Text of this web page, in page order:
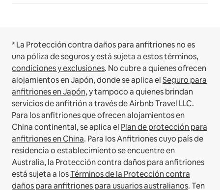
* La Protección contra daños para anfitriones no es
una póliza de seguros y está sujeta a estostérminos,
condiciones y exclusiones. No cubre a quienes ofrecen
alojamientos en Japón, donde se aplica elSeguro para
anfitriones en Japón, y tampoco a quienes brindan
servicios de anfitrión a través de Airbnb Travel LLC.
Para los anfitriones que ofrecen alojamientos en
China continental, se aplica el Plan de protección para
anfitriones en China. Para los Anfitriones cuyo país de
residencia o establecimiento se encuentre en
Australia, la Protección contra daños para anfitriones
está sujeta a losTérminos de la Protección contra
daños para anfitriones para usuarios australianos. Ten